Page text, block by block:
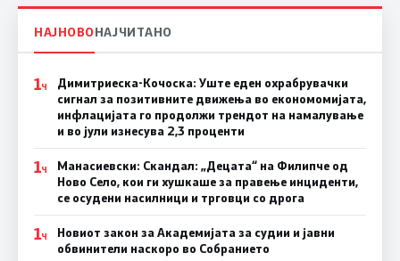
НАЈНОВОНАЈЧИТАНО
1Ч
Димитриеска-Кочоска: Уште еден охрабрувачки
сигнал за позитивните движења во економомијата,
инфлацијата го продолжи трендот на намалување
и во јули изнесува 2,3 проценти
1Ч
Манасиевски: Скандал: „Децата“ на Филипче од
Ново Село, кои ги хушкаше за правење инциденти,
се осудени насилници и трговци со дрога
1Ч
Новиот закон за Академијата за судии и јавни
обвинители наскоро во Собранието